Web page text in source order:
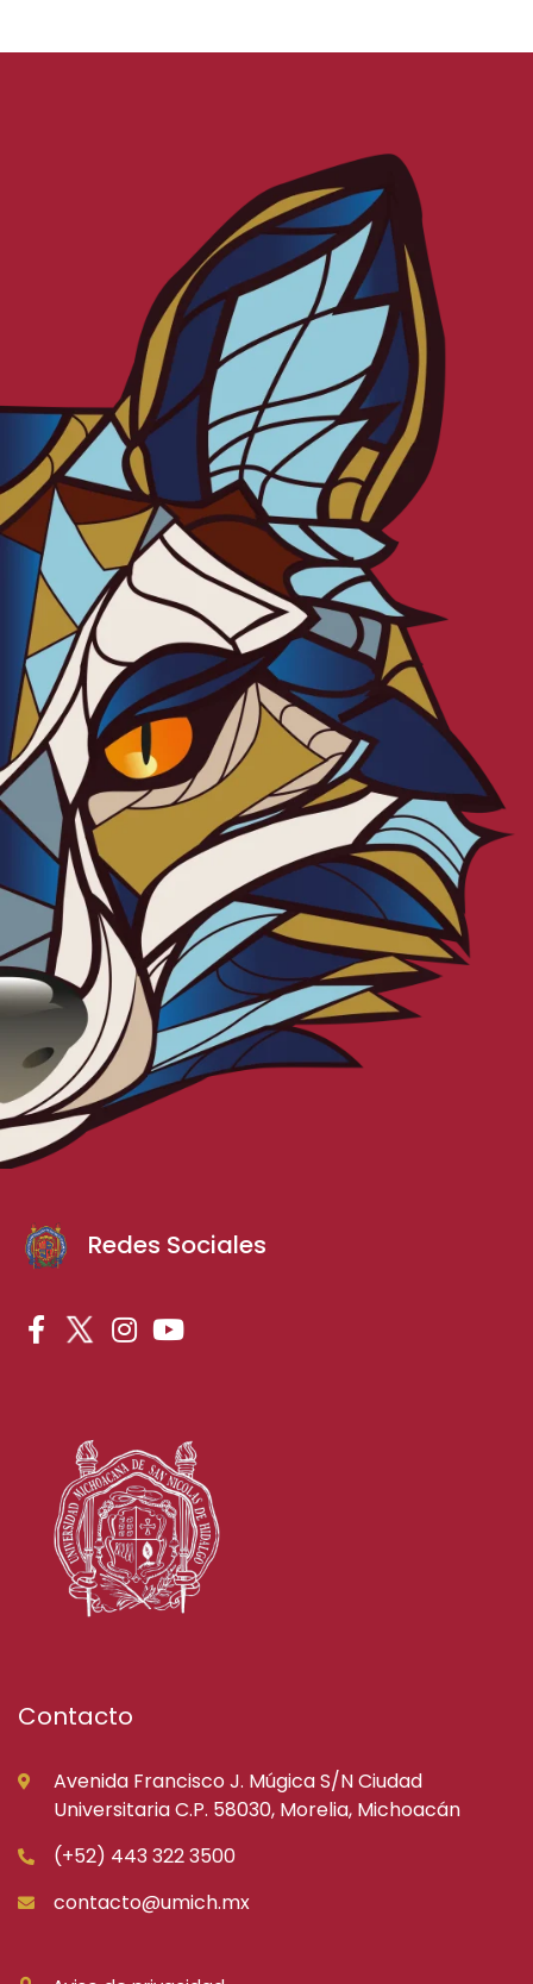
Redes Sociales
Contacto
Avenida Francisco J. Múgica S/N Ciudad
Universitaria C.P. 58030, Morelia, Michoacán
(+52) 443 322 3500
contacto@umich.mx